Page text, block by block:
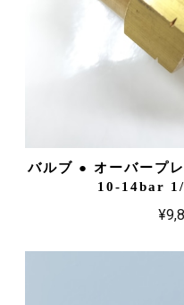
バルブ ● オーバープ
10-14bar